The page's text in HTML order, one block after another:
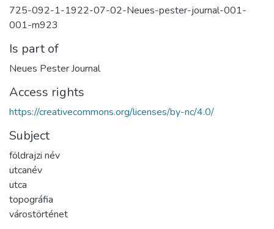
725-092-1-1922-07-02-Neues-pester-journal-001-
001-m923
Is part of
Neues Pester Journal
Access rights
https://creativecommons.org/licenses/by-nc/4.0/
Subject
földrajzi név
utcanév
utca
topográfia
várostörténet